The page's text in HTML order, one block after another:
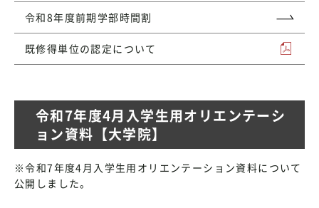
令和8年度前期学部時間割
既修得単位の認定について
令和7年度4月入学生用オリエンテーシ
ョン資料【大学院】
※令和7年度4月入学生用オリエンテーション資料について
公開しました。